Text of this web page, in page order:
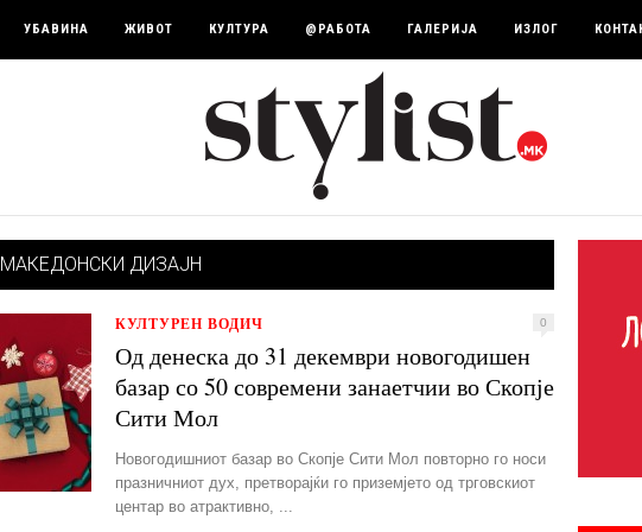
УБАВИНА ЖИВОТ КУЛТУРА @РАБОТА ГАЛЕРИЈА ИЗЛОГ
МАКЕДОНСКИ ДИЗАЈН
КУЛТУРЕН ВОДИЧ 0
Од денеска до 31 декември новогодишен
базар со 50 современи занаетчии во Скопје
Сити Мол
Новогодишниот базар во Скопје Сити Мол повторно го носи
празничниот дух, претворајќи го приземјето од трговскиот
центар во атрактивно, ...